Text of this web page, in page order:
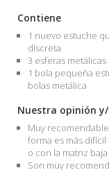
Contiene
1 nuevo estuche
discreta
3 esferas
1 bola pequeña
bolas metálica
Nuestra opinión
Muy
forma es más
o con la matriz baja
Son muy